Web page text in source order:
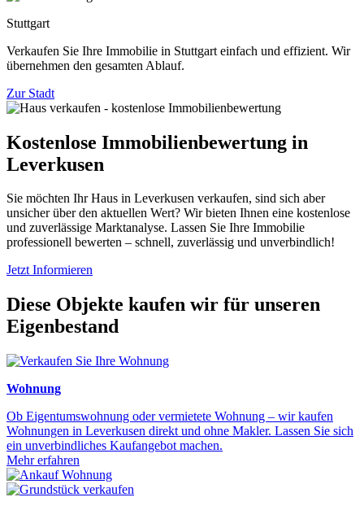
Stuttgart
Verkaufen Sie Ihre Immobilie in Stuttgart einfach und effizient. Wir
übernehmen den gesamten Ablauf.
Zur Stadt
Kostenlose Immobilienbewertung in
Leverkusen
Sie möchten Ihr Haus in Leverkusen verkaufen, sind sich aber
unsicher über den aktuellen Wert? Wir bieten Ihnen eine kostenlose
und zuverlässige Marktanalyse. Lassen Sie Ihre Immobilie
professionell bewerten – schnell, zuverlässig und unverbindlich!
Jetzt Informieren
Diese Objekte kaufen wir für unseren
Eigenbestand
Wohnung
Ob Eigentumswohnung oder vermietete Wohnung – wir kaufen
Wohnungen in Leverkusen direkt und ohne Makler. Lassen Sie sich
ein unverbindliches Kaufangebot machen.
Mehr erfahren